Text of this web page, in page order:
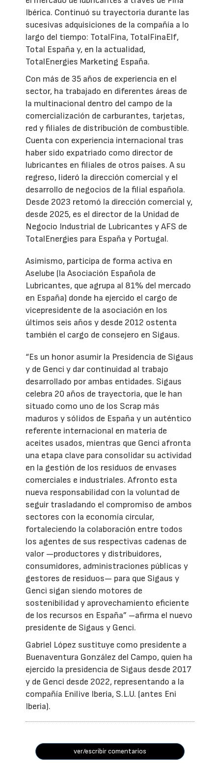
Ibérica. Continuó su trayectoria durante las
sucesivas adquisiciones de la compañía a lo
largo del tiempo: TotalFina, TotalFinaElf,
Total España y, en la actualidad,
TotalEnergies Marketing España.
Con más de 35 años de experiencia en el
sector, ha trabajado en diferentes áreas de
la multinacional dentro del campo de la
comercialización de carburantes, tarjetas,
red y filiales de distribución de combustible.
Cuenta con experiencia internacional tras
haber sido expatriado como director de
lubricantes en filiales de otros países. A su
regreso, lideró la dirección comercial y el
desarrollo de negocios de la filial española.
Desde 2023 retomó la dirección comercial y,
desde 2025, es el director de la Unidad de
Negocio Industrial de Lubricantes y AFS de
TotalEnergies para España y Portugal.
Asimismo, participa de forma activa en
Aselube (la Asociación Española de
Lubricantes, que agrupa al 81% del mercado
en España) donde ha ejercido el cargo de
vicepresidente de la asociación en los
últimos seis años y desde 2012 ostenta
también el cargo de consejero en Sigaus.
“Es un honor asumir la Presidencia de Sigaus
y de Genci y dar continuidad al trabajo
desarrollado por ambas entidades. Sigaus
celebra 20 años de trayectoria, que le han
situado como uno de los Scrap más
maduros y sólidos de España y un auténtico
referente internacional en materia de
aceites usados, mientras que Genci afronta
una etapa clave para consolidar su actividad
en la gestión de los residuos de envases
comerciales e industriales. Afronto esta
nueva responsabilidad con la voluntad de
seguir trasladando el compromiso de ambos
sectores con la economía circular,
fortaleciendo la colaboración entre todos
los agentes de sus respectivas cadenas de
valor —productores y distribuidores,
consumidores, administraciones públicas y
gestores de residuos— para que Sigaus y
Genci sigan siendo motores de
sostenibilidad y aprovechamiento eficiente
de los recursos en España” –afirma el nuevo
presidente de Sigaus y Genci.
Gabriel López sustituye como presidente a
Buenaventura González del Campo, quien ha
ejercido la presidencia de Sigaus desde 2017
y de Genci desde 2022, representando a la
compañía Enilive Iberia, S.L.U. (antes Eni
Iberia).
ver/escribir comentarios